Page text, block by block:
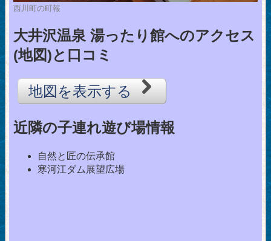
西川町の町報
大井沢温泉 湯ったり館へのアクセス
(地図)と口コミ
地図を表示する
近隣の子連れ遊び場情報
自然と匠の伝承館
寒河江ダム展望広場